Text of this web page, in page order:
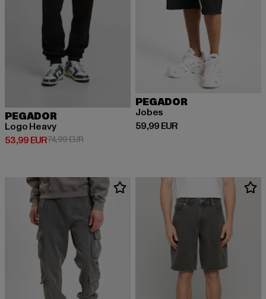
PEGADOR
Logo Heavy
53,99 EUR
Prix courant: 53,99 EUR
74,99 EURPrix en promotion: 74,99 EUR
PEGADOR
Jobes
59,99 EUR
Prix courant: 59,99 EUR